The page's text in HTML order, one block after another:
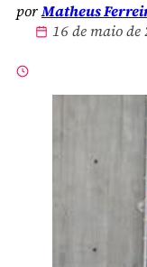
porMatheus
16 de maio de